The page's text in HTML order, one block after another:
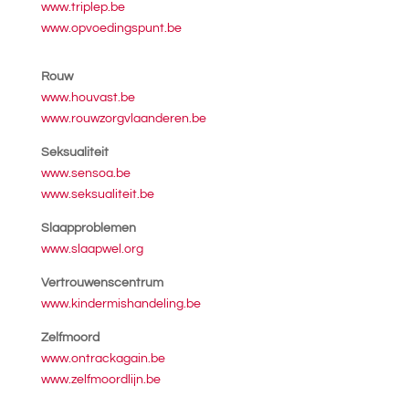
www.triplep.be
www.opvoedingspunt.be
Rouw
www.houvast.be
www.rouwzorgvlaanderen.be
Seksualiteit
www.sensoa.be
www.seksualiteit.be
Slaapproblemen
www.slaapwel.org
Vertrouwenscentrum
www.kindermishandeling.be
Zelfmoord
www.ontrackagain.be
www.zelfmoordlijn.be